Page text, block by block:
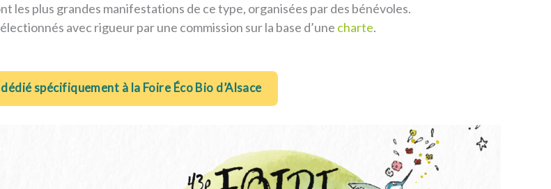
les plus grandes manifestations de ce type, organisées par des bénévoles.
avec rigueur par une commission sur la base d’une charte.
spécifiquement à la Foire Éco Bio d’Alsace